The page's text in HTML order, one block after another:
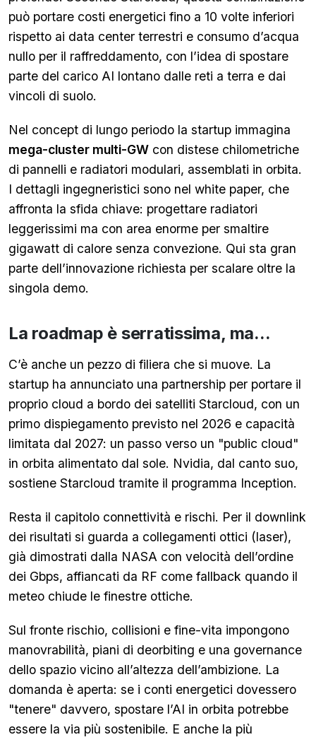
può portare costi energetici fino a 10 volte inferiori
rispetto ai data center terrestri e consumo d’acqua
nullo per il raffreddamento, con l’idea di spostare
parte del carico AI lontano dalle reti a terra e dai
vincoli di suolo.
Nel concept di lungo periodo la startup immagina
mega-cluster multi-GW con distese chilometriche
di pannelli e radiatori modulari, assemblati in orbita.
I dettagli ingegneristici sono nel white paper, che
affronta la sfida chiave: progettare radiatori
leggerissimi ma con area enorme per smaltire
gigawatt di calore senza convezione. Qui sta gran
parte dell’innovazione richiesta per scalare oltre la
singola demo.
La roadmap è serratissima, ma...
C’è anche un pezzo di filiera che si muove. La
startup ha annunciato una partnership per portare il
proprio cloud a bordo dei satelliti Starcloud, con un
primo dispiegamento previsto nel 2026 e capacità
limitata dal 2027: un passo verso un "public cloud"
in orbita alimentato dal sole. Nvidia, dal canto suo,
sostiene Starcloud tramite il programma Inception.
Resta il capitolo connettività e rischi. Per il downlink
dei risultati si guarda a collegamenti ottici (laser),
già dimostrati dalla NASA con velocità dell’ordine
dei Gbps, affiancati da RF come fallback quando il
meteo chiude le finestre ottiche.
Sul fronte rischio, collisioni e fine-vita impongono
manovrabilità, piani di deorbiting e una governance
dello spazio vicino all’altezza dell’ambizione. La
domanda è aperta: se i conti energetici dovessero
"tenere" davvero, spostare l’AI in orbita potrebbe
essere la via più sostenibile. E anche la più